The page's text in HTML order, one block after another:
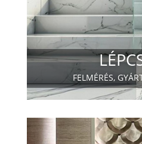
FELMÉRÉS,